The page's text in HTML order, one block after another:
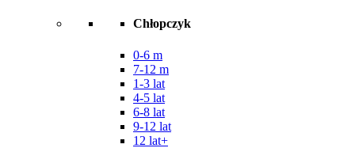
Chłopczyk
0-6 m
7-12 m
1-3 lat
4-5 lat
6-8 lat
9-12 lat
12 lat+